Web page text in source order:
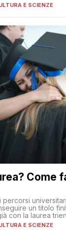
E SCIENZE
Come
percorsi
un titolo
con la laurea
gli studenti
E SCIENZE